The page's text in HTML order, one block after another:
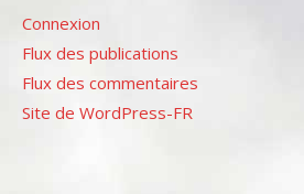
Connexion
Flux des publications
Flux des commentaires
Site de WordPress-FR